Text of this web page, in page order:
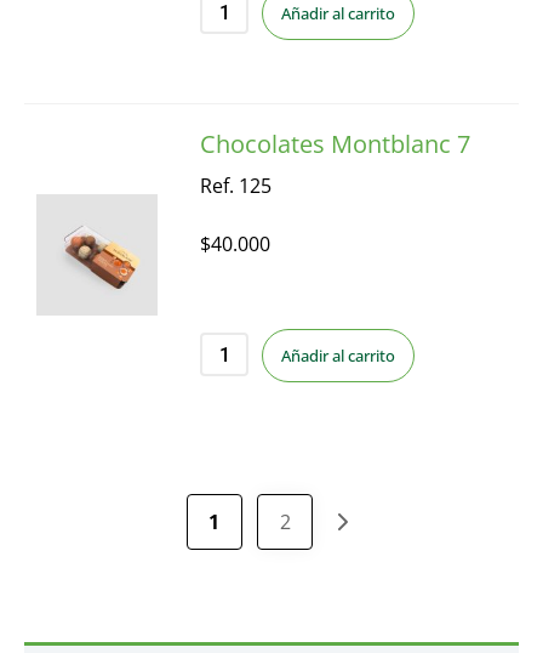
Añadir al carrito
Chocolates Montblanc 7
Ref. 125
$40.000
Añadir al carrito
1 2